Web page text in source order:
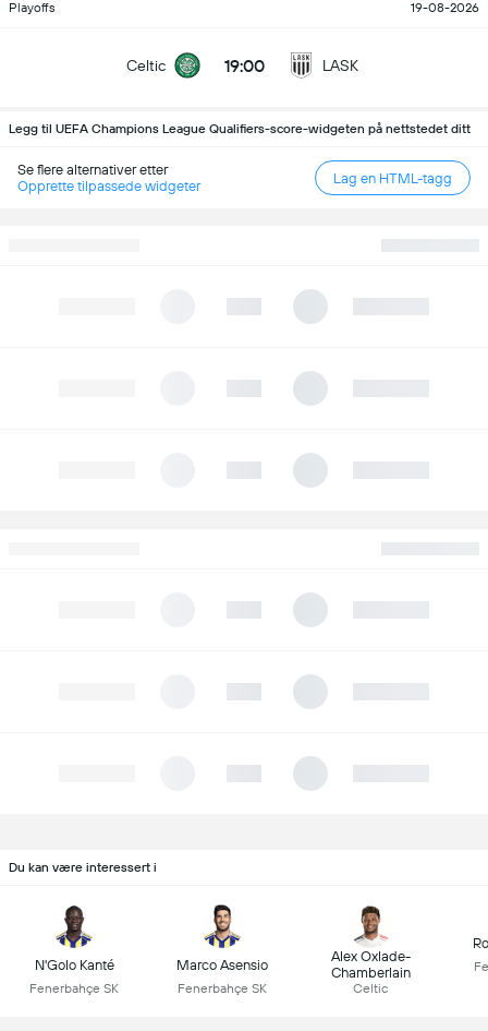
Playoffs 19-08-2026
Celtic 19:00 LASK
Legg til UEFA Champions League Qualifiers-score-widgeten på nettstedet ditt
Se flere alternativer etter
Opprette tilpassede widgeter
Lag en HTML-tagg
Du kan være interessert i
N'Golo Kanté
Fenerbahçe SK
Marco Asensio
Fenerbahçe SK
Alex Oxlade-
Chamberlain
Celtic